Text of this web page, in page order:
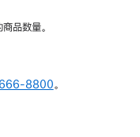
品数量。
8800。